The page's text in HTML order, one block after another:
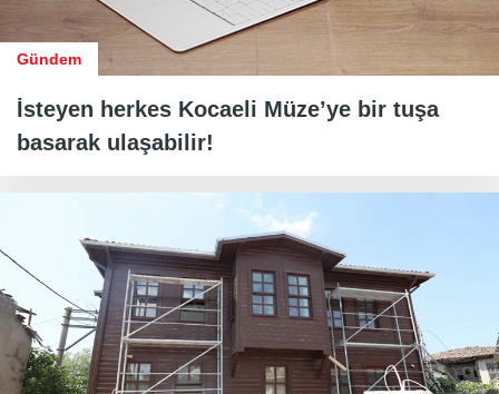
Gündem
İsteyen herkes Kocaeli Müze’ye bir tuşa
basarak ulaşabilir!